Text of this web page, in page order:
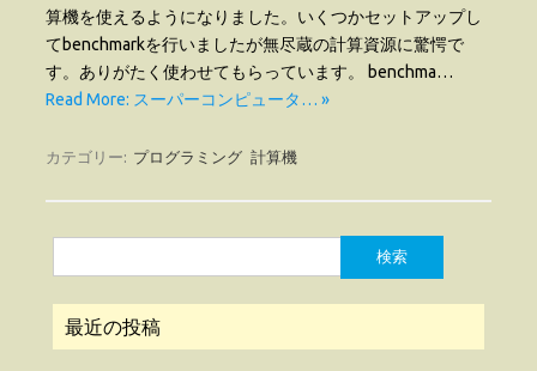
算機を使えるようになりました。いくつかセットアップし
てbenchmarkを行いましたが無尽蔵の計算資源に驚愕で
す。ありがたく使わせてもらっています。 benchma…
Read More: スーパーコンピュータ… »
カテゴリー: プログラミング 計算機
索:
最近の投稿